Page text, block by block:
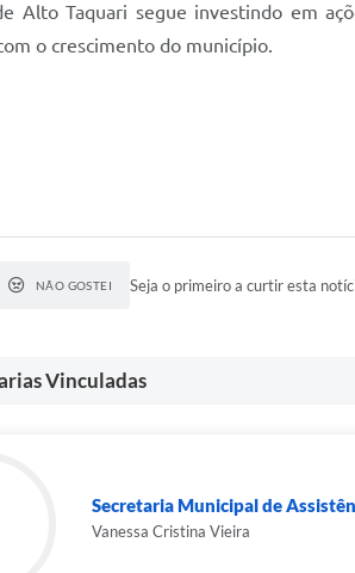
Alto Taquari segue investindo em
o crescimento do município.
NÃO GOSTEI Seja o primeiro a curtir esta
Vinculadas
Secretaria Municipal de
Vanessa Cristina Vieira